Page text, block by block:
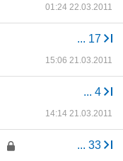
01:24 22.03.2011
... 17
15:06 21.03.2011
... 4
14:14 21.03.2011
... 33